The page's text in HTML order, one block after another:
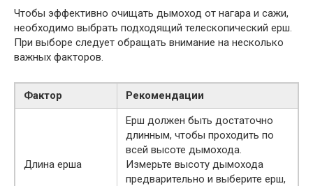
Чтобы эффективно очищать дымоход от нагара и сажи,
необходимо выбрать подходящий телескопический ерш.
При выборе следует обращать внимание на несколько
важных факторов.
Фактор Рекомендации
Длина ерша
Ерш должен быть достаточно
длинным, чтобы проходить по
всей высоте дымохода.
Измерьте высоту дымохода
предварительно и выберите ерш,